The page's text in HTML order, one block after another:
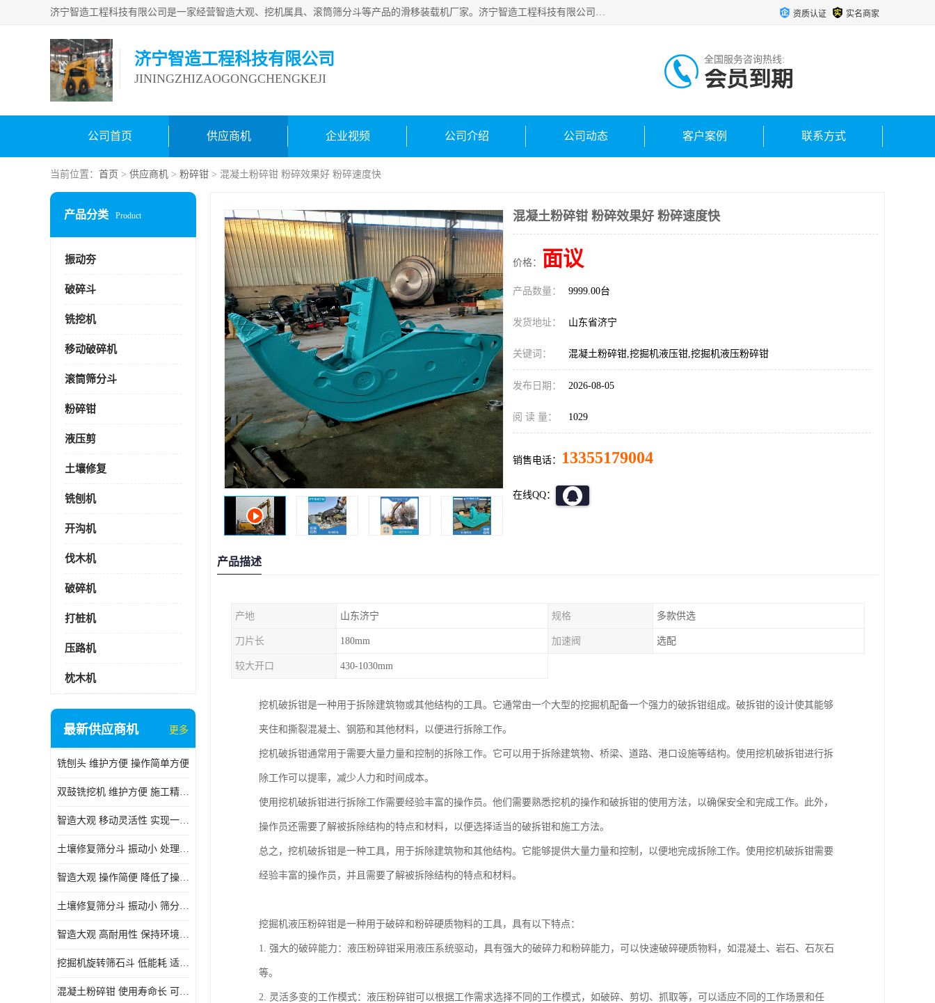
济宁智造工程科技有限公司是一家经营智造大观、挖机属具、滚筒筛分斗等产品的滑移装载机厂家。济宁智造工程科技有限公司奉行以质量赢得用户，诚信为本，互利共赢的宗旨，依靠雄厚的技术力量，科学的管理制度，先进的加工检测设备，始终坚持以客户为中心，免费咨询！ 资质认证 实名商家
济宁智造工程科技有限公司
JININGZHIZAOGONGCHENGKEJI
全国服务咨询热线:
会员到期
公司首页 供应商机 企业视频 公司介绍 公司动态 客户案例 联系方式
当前位置： 首页 > 供应商机 > 粉碎钳 > 混凝土粉碎钳 粉碎效果好 粉碎速度快
产品分类 Product
振动夯
破碎斗
铣挖机
移动破碎机
滚筒筛分斗
粉碎钳
液压剪
土壤修复
铣刨机
开沟机
伐木机
破碎机
打桩机
压路机
枕木机
最新供应商机 更多
铣刨头 维护方便 操作简单方便
双鼓铣挖机 维护方便 施工精度高
智造大观 移动灵活性 实现一机多用
土壤修复筛分斗 振动小 处理能力大
智造大观 操作简便 降低了操作难度
土壤修复筛分斗 振动小 筛分效果可调节
智造大观 高耐用性 保持环境整洁
挖掘机旋转筛石斗 低能耗 适用范围广
混凝土粉碎钳 使用寿命长 可用于多种场合
混凝土粉碎钳 粉碎效果好 粉碎速度快
价格： 面议
产品数量： 9999.00台
发货地址： 山东省济宁
关键词： 混凝土粉碎钳,挖掘机液压钳,挖掘机液压粉碎钳
发布日期： 2026-08-05
阅 读 量： 1029
销售电话： 13355179004
在线QQ：
产品描述
产地 山东济宁 规格 多款供选
刀片长 180mm 加速阀 选配
较大开口 430-1030mm
挖机破拆钳是一种用于拆除建筑物或其他结构的工具。它通常由一个大型的挖掘机配备一个强力的破拆钳组成。破拆钳的设计使其能够
夹住和撕裂混凝土、钢筋和其他材料，以便进行拆除工作。
挖机破拆钳通常用于需要大量力量和控制的拆除工作。它可以用于拆除建筑物、桥梁、道路、港口设施等结构。使用挖机破拆钳进行拆
除工作可以提率，减少人力和时间成本。
使用挖机破拆钳进行拆除工作需要经验丰富的操作员。他们需要熟悉挖机的操作和破拆钳的使用方法，以确保安全和完成工作。此外，
操作员还需要了解被拆除结构的特点和材料，以便选择适当的破拆钳和施工方法。
总之，挖机破拆钳是一种工具，用于拆除建筑物和其他结构。它能够提供大量力量和控制，以便地完成拆除工作。使用挖机破拆钳需要
经验丰富的操作员，并且需要了解被拆除结构的特点和材料。
挖掘机液压粉碎钳是一种用于破碎和粉碎硬质物料的工具，具有以下特点：
1. 强大的破碎能力：液压粉碎钳采用液压系统驱动，具有强大的破碎力和粉碎能力，可以快速破碎硬质物料，如混凝土、岩石、石灰石
等。
2. 灵活多变的工作模式：液压粉碎钳可以根据工作需求选择不同的工作模式，如破碎、剪切、抓取等，可以适应不同的工作场景和任